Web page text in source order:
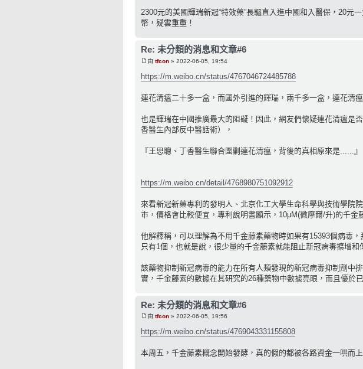
2300元的美國輝瑞新冠“特效藥”長驅直入進中國和入醫保，20元
幣，疑雲重重！
Re: 未分類的消息和文章#6
由 tfcon» 2022-06-05, 19:54
https://m.weibo.cn/status/4767046724485788
連花清瘟二十多一盒，而國外引進的輝瑞，兩千多一盒，連花清
也是輝瑞在中國推廣最大的阻礙！因此，網友們懷疑連花清瘟
香醫生內部反中醫話術），
『王思聰、丁香醫生聯合圍剿連花清瘟，背後的真相原來是......』
https://m.weibo.cn/detail/4768980751092912
來看新冠新藥專利的發明人、北京化工大學生命科學與技術學院
市，價格會比較便宜，專利說明書顯示，10μM(微摩爾/升)的千金
他解釋稱，可以理解為不用千金藤素藥物時如果有15393個病毒
只有1個，也就是說，很少量的千金藤素就能阻止新冠病毒擴增和
該藥物抑制新冠病毒的能力在所有人類發現的新冠病毒抑制劑中
實，千金藤素的數據在其研究的26種藥物中數據亮眼，而且優於
Re: 未分類的消息和文章#6
由 tfcon» 2022-06-05, 19:56
https://m.weibo.cn/status/4769043331155808
本周五，千金藤素概念開始發酵，真的假的都被各路資金一哄而